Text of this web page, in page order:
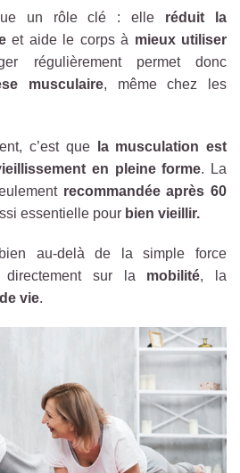
un rôle clé : elle réduit la
et aide le corps à mieux utiliser
régulièrement permet donc
musculaire, même chez les
c’est que
la musculation est
en pleine forme. La
recommandée après 60
essentielle pour bien vieillir.
au-delà de la simple force
sur la mobilité, la
vie.